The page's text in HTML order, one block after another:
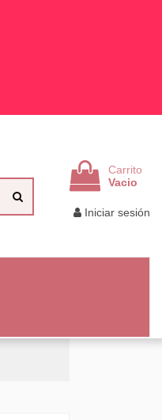
Carrito
Vacio
Iniciar sesión